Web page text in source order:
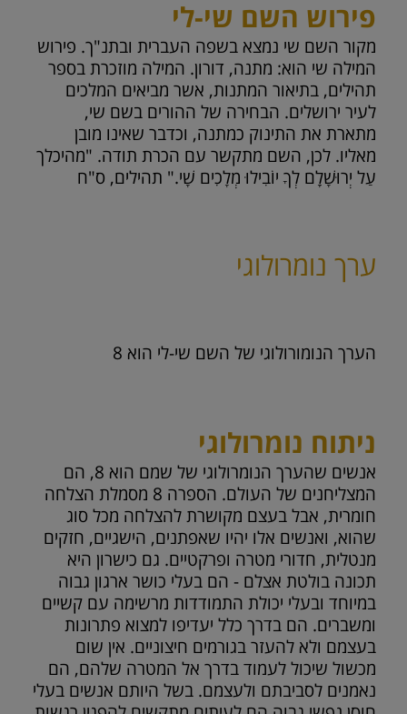
פירוש השם שי-לי
מקור השם שי נמצא בשפה העברית ובתנ"ך. פירוש
המילה שי הוא: מתנה, דורון. המילה מוזכרת בספר
תהילים, בתיאור המתנות, אשר מביאים המלכים
לעיר ירושלים. הבחירה של ההורים בשם שי,
מתארת את התינוק כמתנה, וכדבר שאינו מובן
מאליו. לכן, השם מתקשר עם הכרת תודה. "מהיכלך
עַל יְרוּשָׁלָ‍ִם לְךָ יוֹבִילוּ מְלָכִים שָׁי." תהילים, ס"ח
ערך נומרולוגי
הערך הנומורולוגי של השם שי-לי הוא 8
ניתוח נומרולוגי
אנשים שהערך הנומרולוגי של שמם הוא 8, הם
המצליחנים של העולם. הספרה 8 מסמלת הצלחה
חומרית, אבל בעצם מקושרת להצלחה מכל סוג
שהוא, ואנשים אלו יהיו שאפתנים, הישגיים, חזקים
מנטלית, חדורי מטרה ופרקטיים. גם כישרון היא
תכונה בולטת אצלם - הם בעלי כושר ארגון גבוה
במיוחד ובעלי יכולת התמודדות מרשימה עם קשיים
ומשברים. הם בדרך כלל יעדיפו למצוא פתרונות
בעצמם ולא להעזר בגורמים חיצוניים. אין שום
מכשול שיכול לעמוד בדרך אל המטרה שלהם, הם
נאמנים לסביבתם ולעצמם. בשל היותם אנשים בעלי